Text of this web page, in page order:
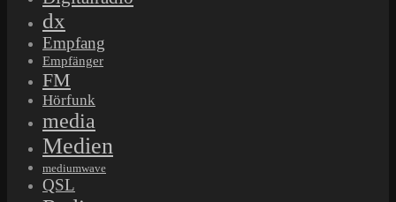
dx
Empfang
Empfänger
FM
Hörfunk
media
Medien
mediumwave
QSL